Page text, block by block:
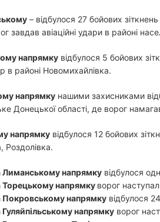
– відбулося 27 бойових
завдав авіаційні удари в районі
напрямку відбулося 5 бойових
в районі Новомихайлівка.
напрямку нашими захисниками
Донецької області, де ворог
напрямку відбулося 12 бойових
Роздолівка.
Лиманському напрямку відбулося
Торецькому напрямку ворог
Покровському напрямку відбулося
Гуляйпільському напрямку ворог